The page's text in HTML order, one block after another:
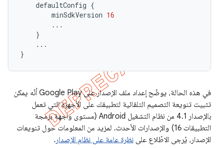
defaultConfig {
minSdkVersion 16
...
}
...
}
في هذه الحالة، يوضّح إعداد ملف الإصدار على Google Play أنّه يمكن
تثبيت تنويعة التصميم التلقائية لتطبيقك على الأجهزة التي تعمل
بالإصدار 4.1 من نظام التشغيل Android (مستوى واجهة برمجة
التطبيقات 16) والإصدارات الأحدث. لمزيد من المعلومات حول تنويعات
الإصدار، يُرجى الاطّلاع على نظرة عامة على نظام الإصدار .